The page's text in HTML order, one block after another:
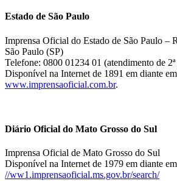
Estado de São Paulo
Imprensa Oficial do Estado de São Paulo –
São Paulo (SP)
Telefone: 0800 01234 01 (atendimento de 2ª
Disponível na Internet de 1891 em diante em
www.imprensaoficial.com.br.
Diário Oficial do Mato Grosso do Sul
Imprensa Oficial de Mato Grosso do Sul
Disponível na Internet de 1979 em diante em
//ww1.imprensaoficial.ms.gov.br/search/